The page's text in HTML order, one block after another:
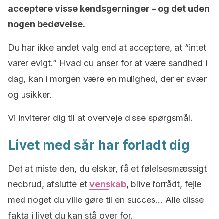
acceptere visse kendsgerninger – og det uden
nogen bedøvelse.
Du har ikke andet valg end at acceptere, at “intet
varer evigt.” Hvad du anser for at være sandhed i
dag, kan i morgen være en mulighed, der er svær
og usikker.
Vi inviterer dig til at overveje disse spørgsmål.
Livet med sår har forladt dig
Det at miste den, du elsker, få et følelsesmæssigt
nedbrud, afslutte et venskab, blive forrådt, fejle
med noget du ville gøre til en succes… Alle disse
fakta i livet du kan stå over for.